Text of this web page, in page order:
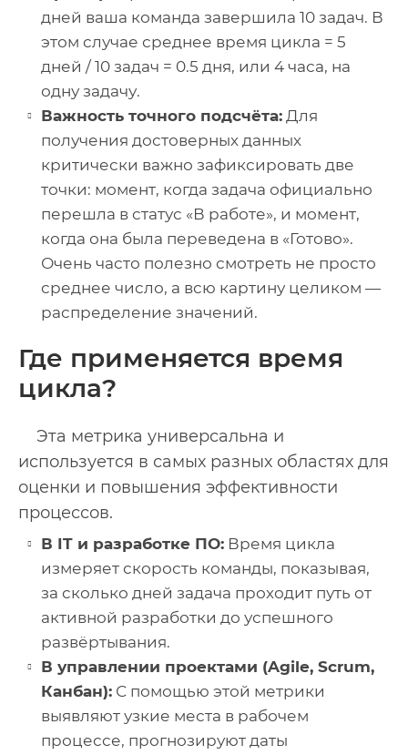
дней ваша команда завершила 10 задач. В
этом случае среднее время цикла = 5
дней / 10 задач = 0.5 дня, или 4 часа, на
одну задачу.
Важность точного подсчёта: Для
получения достоверных данных
критически важно зафиксировать две
точки: момент, когда задача официально
перешла в статус «В работе», и момент,
когда она была переведена в «Готово».
Очень часто полезно смотреть не просто
среднее число, а всю картину целиком —
распределение значений.
Где применяется время
цикла?
Эта метрика универсальна и
используется в самых разных областях для
оценки и повышения эффективности
процессов.
В IT и разработке ПО: Время цикла
измеряет скорость команды, показывая,
за сколько дней задача проходит путь от
активной разработки до успешного
развёртывания.
В управлении проектами (Agile, Scrum,
Канбан): С помощью этой метрики
выявляют узкие места в рабочем
процессе, прогнозируют даты